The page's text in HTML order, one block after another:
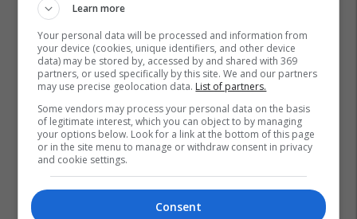
Learn more
Your personal data will be processed and information from
your device (cookies, unique identifiers, and other device
data) may be stored by, accessed by and shared with 369
partners, or used specifically by this site. We and our partners
may use precise geolocation data. List of partners.
Some vendors may process your personal data on the basis
of legitimate interest, which you can object to by managing
your options below. Look for a link at the bottom of this page
or in the site menu to manage or withdraw consent in privacy
and cookie settings.
Consent